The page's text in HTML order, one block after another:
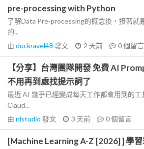
pre-processing with Python
了解Data Pre-processing的概念後，接著就
的...
由 duckravel48 發文 2 天前 0個留言
【分享】台灣團隊開發 免費 AI
不用再到處找提示詞了
最近 AI 幾乎已經變成每天工作都會用到的工
Claud...
由 nlstudio 發文 3 天前 0個留言
[Machine Learning A-Z [2026] ] 學習